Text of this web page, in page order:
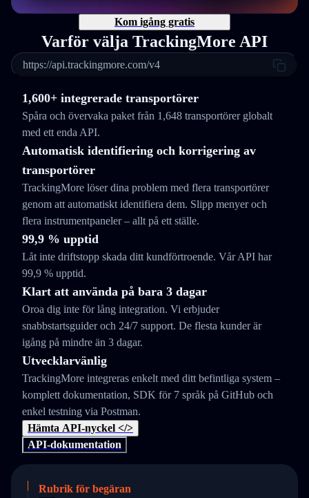
Kom igång gratis
Varför välja TrackingMore API
https://api.trackingmore.com/v4
1,600+ integrerade transportörer
Spåra och övervaka paket från 1,648 transportörer globalt
med ett enda API.
Automatisk identifiering och korrigering av
transportörer
TrackingMore löser dina problem med flera transportörer
genom att automatiskt identifiera dem. Slipp menyer och
flera instrumentpaneler – allt på ett ställe.
99,9 % upptid
Låt inte driftstopp skada ditt kundförtroende. Vår API har
99,9 % upptid.
Klart att använda på bara 3 dagar
Oroa dig inte för lång integration. Vi erbjuder
snabbstartsguider och 24/7 support. De flesta kunder är
igång på mindre än 3 dagar.
Utvecklarvänlig
TrackingMore integreras enkelt med ditt befintliga system –
komplett dokumentation, SDK för 7 språk på GitHub och
enkel testning via Postman.
Hämta API-nyckel </>
API-dokumentation
Rubrik för begäran